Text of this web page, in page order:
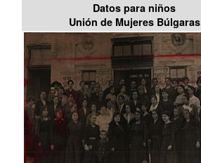
Datos para niños
Unión de Mujeres Búlgaras